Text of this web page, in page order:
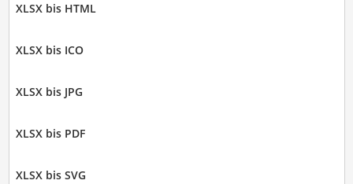
XLSX bis HTML
XLSX bis ICO
XLSX bis JPG
XLSX bis PDF
XLSX bis SVG